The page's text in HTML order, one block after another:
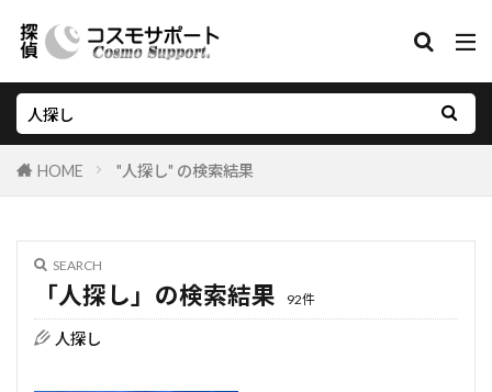
HOME "人探し" の検索結果
SEARCH
「人探し」の検索結果 92件
人探し